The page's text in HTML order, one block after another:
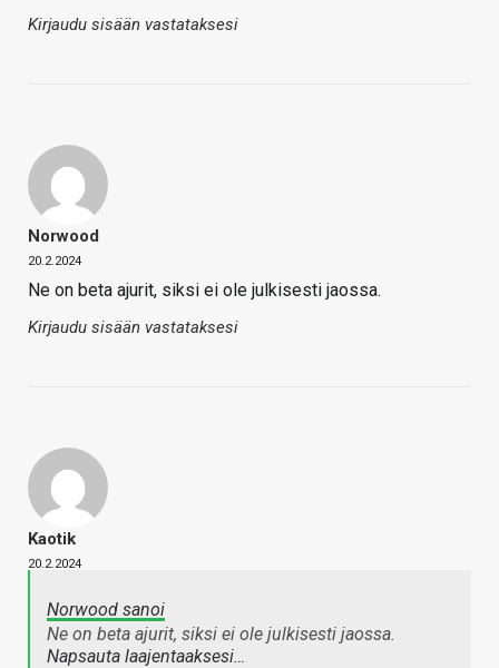
Kirjaudu sisään vastataksesi
Norwood
20.2.2024
Ne on beta ajurit, siksi ei ole julkisesti jaossa.
Kirjaudu sisään vastataksesi
Kaotik
20.2.2024
Norwood sanoi
Ne on beta ajurit, siksi ei ole julkisesti jaossa.
Napsauta laajentaaksesi…